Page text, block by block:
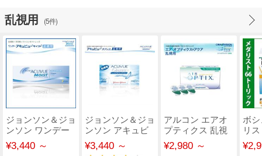
乱視用 (5件)
ジョンソン＆ジョ
ンソン ワンデー
アキュビューモイ
ス..
¥3,440 ～
ジョンソン＆ジョ
ンソン アキュビ
ュー オアシス 乱
視..
¥3,440 ～
アルコン エアオ
プティクス 乱視
用
¥2,980 ～
ボ
リ
ック